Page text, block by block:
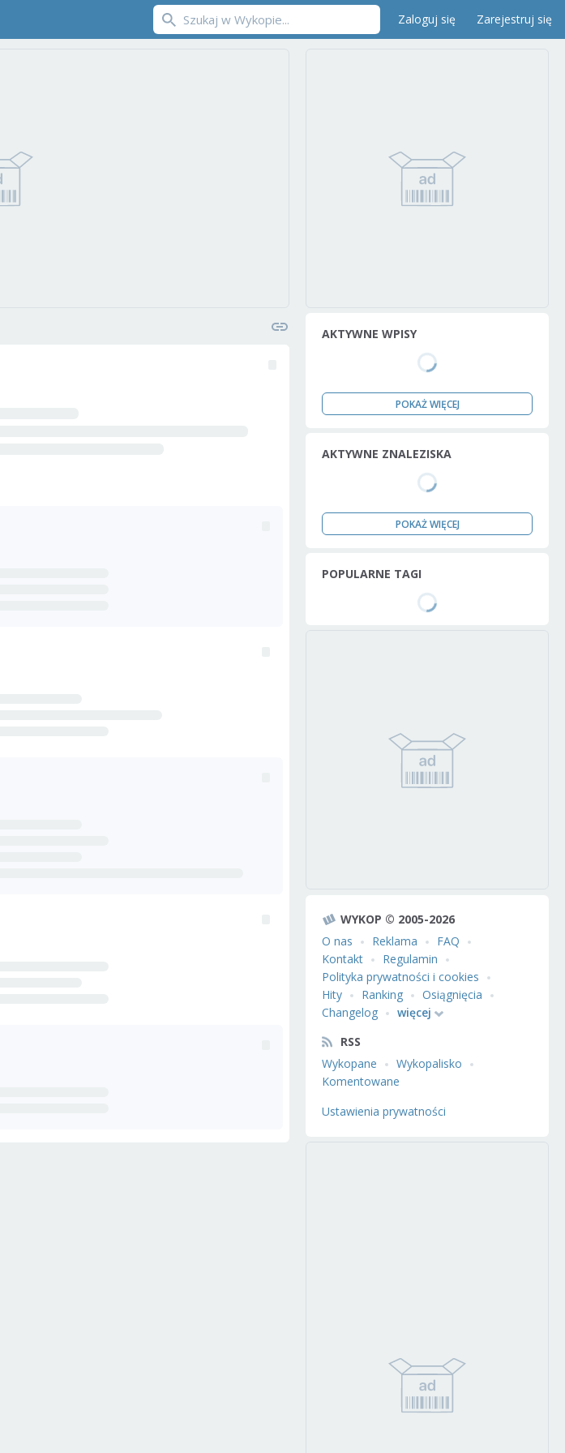
Zaloguj się Zarejestruj się
AKTYWNE WPISY
POKAŻ WIĘCEJ
AKTYWNE ZNALEZISKA
POKAŻ WIĘCEJ
POPULARNE TAGI
WYKOP © 2005-2026
O nas
Reklama
FAQ
Kontakt
Regulamin
Polityka prywatności i cookies
Hity
Ranking
Osiągnięcia
Changelog
więcej
RSS
Wykopane
Wykopalisko
Komentowane
Ustawienia prywatności